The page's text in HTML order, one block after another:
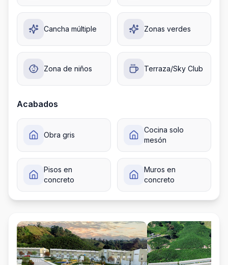
Cancha múltiple Zonas verdes
Zona de niños Terraza/Sky Club
Acabados
Obra gris
Cocina solo
mesón
Pisos en
concreto
Muros en
concreto